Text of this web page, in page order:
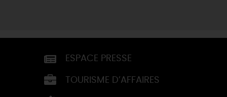
ESPACE PRESSE
TOURISME D’AFFAIRES